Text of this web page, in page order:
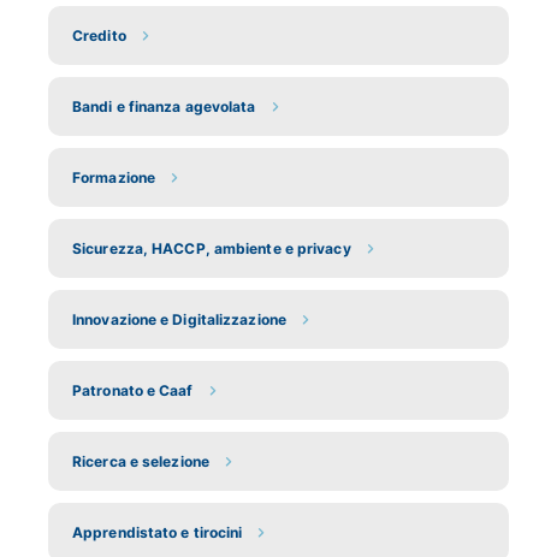
Credito
Bandi e finanza agevolata
Formazione
Sicurezza, HACCP, ambiente e privacy
Innovazione e Digitalizzazione
Patronato e Caaf
Ricerca e selezione
Apprendistato e tirocini